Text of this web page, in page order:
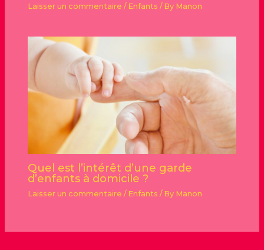
Laisser un commentaire / Enfants / By Manon
Quel est l’intérêt d’une garde
d’enfants à domicile ?
Laisser un commentaire / Enfants / By Manon